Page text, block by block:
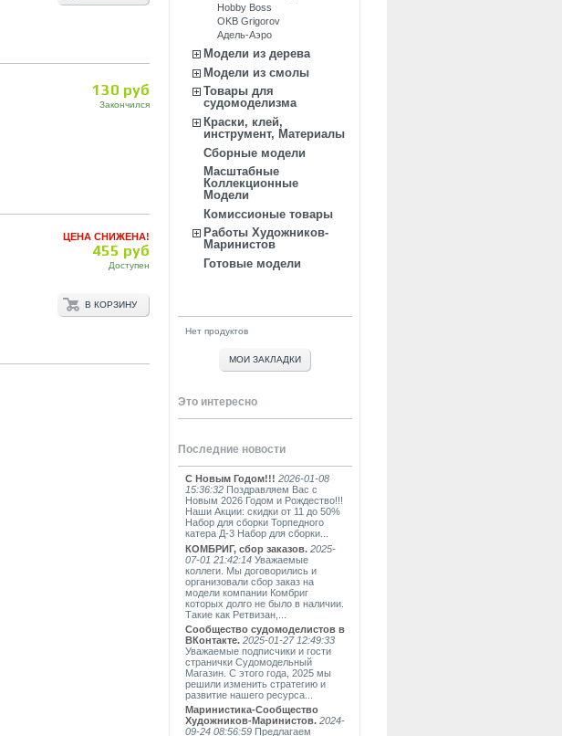
130 руб
Закончился
ЦЕНА СНИЖЕНА!
455 руб
Доступен
В КОРЗИНУ
Hobby Boss
OKB Grigorov
Адель-Аэро
Модели из дерева
Модели из смолы
Товары для
судомоделизма
Краски, клей,
инструмент, Материалы
Сборные модели
Масштабные
Коллекционные
Модели
Комиссионые товары
Работы Художников-
Маринистов
Готовые модели
Нет продуктов
МОИ ЗАКЛАДКИ
Это интересно
Последние новости
С Новым Годом!!! 2026-01-08
15:36:32Поздравляем Вас с
Новым 2026 Годом и Рождество!!!
Наши Акции: скидки от 11 до 50%
Набор для сборки Торпедного
катера Д-3 Набор для сборки...
КОМБРИГ, сбор заказов. 2025-
07-01 21:42:14Уважаемые
коллеги. Мы договорились и
организовали сбор заказ на
модели компании Комбриг
которых долго не было в наличии.
Такие как Ретвизан,...
Сообщество судомоделистов в
ВКонтакте. 2025-01-27 12:49:33
Уважаемые подписчики и гости
странички Судомодельный
Магазин. С этого года, 2025 мы
решили изменить стратегию и
развитие нашего ресурса...
Маринистика-Сообщество
Художников-Маринистов. 2024-
09-24 08:56:59Предлагаем